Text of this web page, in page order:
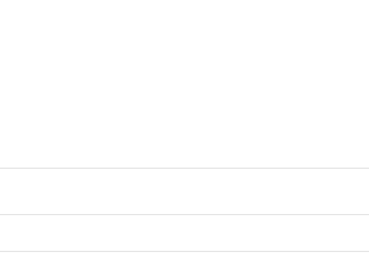
रेलवे में यात्री आरक्षण के चार दशक